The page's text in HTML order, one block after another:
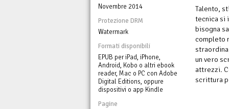
Novembre 2014
Protezione DRM
Watermark
Formati disponibili
EPUB per iPad, iPhone,
Android, Kobo o altri ebook
reader, Mac o PC con Adobe
Digital Editions, oppure
dispositivi o app Kindle
Pagine
Talento,
tecnica si
bisogna
completo
un vero
attrezzi.
scrittura